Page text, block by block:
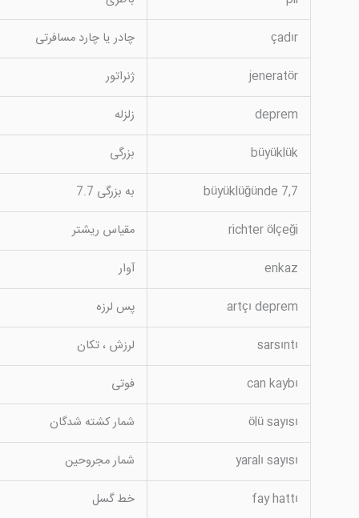
çadır
چادر یا چارد مسافرتی
jeneratör
ژنراتور
deprem
زلزله
büyüklük
بزرگی
büyüklüğünde 7,7
به بزرگی 7.7
richter ölçeği
مقیاس ریشتر
enkaz
آوار
artçı deprem
پس لرزه
sarsıntı
لرزش ، تکان
can kaybı
فوتی
ölü sayısı
شمار کشته شدگان
yaralı sayısı
شمار مجروحین
fay hattı
خط گسل